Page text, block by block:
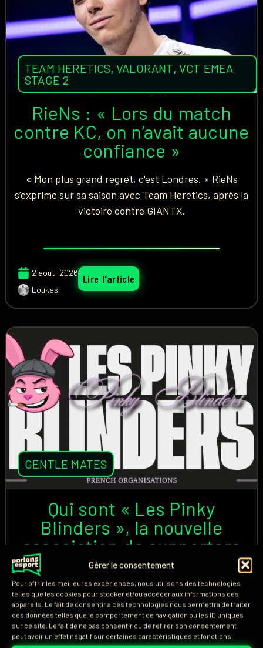
Gérer le consentement
Pour offrir les meilleures expériences, nous utilisons des technologies
telles que les cookies pour stocker et/ou accéder aux informations des
appareils. Le fait de consentir à ces technologies nous permettra de traiter
des données telles que le comportement de navigation ou les ID uniques
sur ce site. Le fait de ne pas consentir ou de retirer son consentement
peut avoir un effet négatif sur certaines caractéristiques et fonctions.
TEAM HERETICS,VALORANT,VCT EMEA
STAGE 2
RieNs : « Lors du match
contre KC, on n’avait aucune
confiance »
« Mon plus grand regret, c'est Londres. » RieNs
s’exprime sur sa saison avec Team Heretics, après la
victoire contre GIANTX.
2 août, 2026
Loukas
Lire l'article
GENTLE MATES
Qui sont « Les Pinky
Blinders », la nouvelle
association de supporters
de Gentle Mates ?
Alors que les The Gentle Suits est l'association de
supporters présente à tous les événements pour
soutenir Gentle Mates (M8), une nouvelle
organisation vient de naître. Membres, identité,